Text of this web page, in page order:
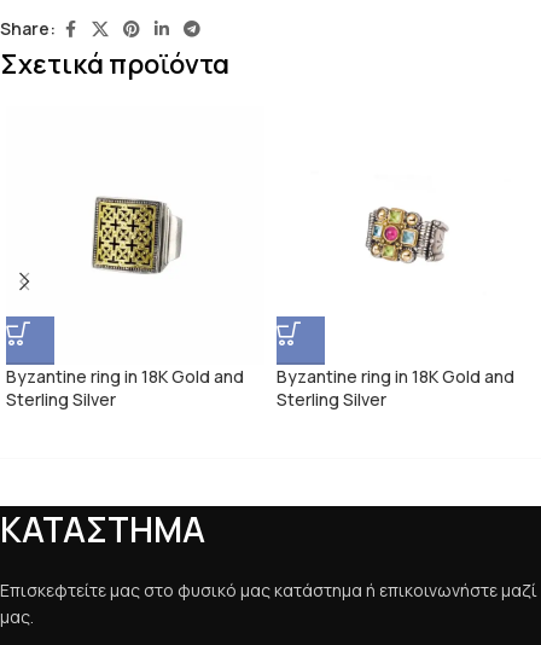
Share:
Σχετικά προϊόντα
Byzantine ring in 18K Gold and
Sterling Silver
Byzantine ring in 18K Gold and
Sterling Silver
ΚΑΤΑΣΤΗΜΑ
Επισκεφτείτε μας στο φυσικό μας κατάστημα ή επικοινωνήστε μαζί
μας.